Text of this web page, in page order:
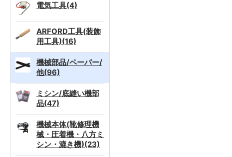
電気工具(4)
ARFORD工具(装飾
用工具)(16)
機械部品/ペーパー/
他(96)
ミシン/底縫い機部
品(47)
機械本体(靴修理機
械・圧着機・八方ミ
シン・漉き機)(23)